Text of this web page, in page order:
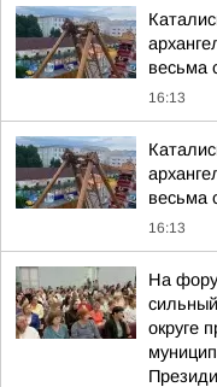
весьма
16:13
весьма
16:13
На
округе